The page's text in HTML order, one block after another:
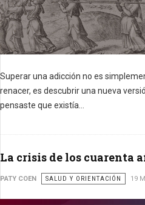
Superar una adicción no es
renacer, es descubrir una nueva
pensaste que existía...
La crisis de los cuarenta
PATY COEN SALUD Y ORIENTACIÓN 19